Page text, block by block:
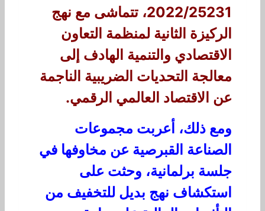
2022/25231، تتماشى مع نهج
الركيزة الثانية لمنظمة التعاون
الاقتصادي والتنمية الهادف إلى
معالجة التحديات الضريبية الناجمة
عن الاقتصاد العالمي الرقمي.
ومع ذلك، أعربت مجموعات
الصناعة القبرصية عن مخاوفها في
جلسة برلمانية، وحثت على
استكشاف نهج بديل للتخفيف من